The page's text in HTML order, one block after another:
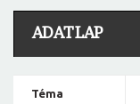
ADATLAP
Téma